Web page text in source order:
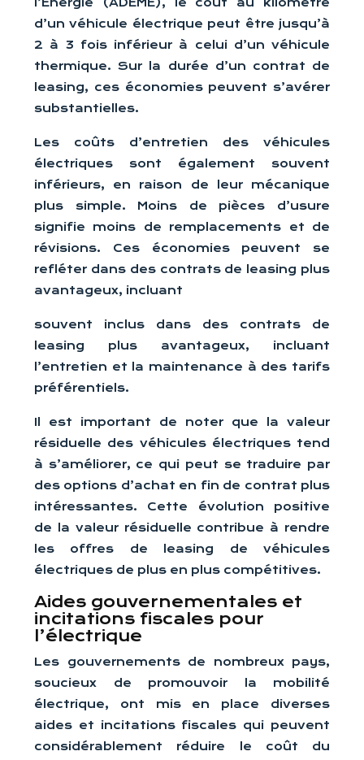
d’un véhicule électrique peut être jusqu’à
2 à 3 fois inférieur à celui d’un véhicule
thermique. Sur la durée d’un contrat de
leasing, ces économies peuvent s’avérer
substantielles.
Les coûts d’entretien des véhicules
électriques sont également souvent
inférieurs, en raison de leur mécanique
plus simple. Moins de pièces d’usure
signifie moins de remplacements et de
révisions. Ces économies peuvent se
refléter dans des contrats de leasing plus
avantageux, incluant
souvent inclus dans des contrats de
leasing plus avantageux, incluant
l’entretien et la maintenance à des tarifs
préférentiels.
Il est important de noter que la valeur
résiduelle des véhicules électriques tend
à s’améliorer, ce qui peut se traduire par
des options d’achat en fin de contrat plus
intéressantes. Cette évolution positive
de la valeur résiduelle contribue à rendre
les offres de leasing de véhicules
électriques de plus en plus compétitives.
Aides gouvernementales et
incitations fiscales pour
l’électrique
Les gouvernements de nombreux pays,
soucieux de promouvoir la mobilité
électrique, ont mis en place diverses
aides et incitations fiscales qui peuvent
considérablement réduire le coût du